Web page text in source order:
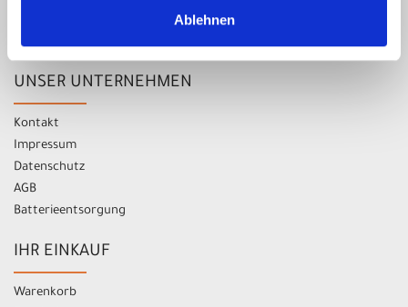
Ablehnen
Samstag nur nach Vereinbarung!
UNSER UNTERNEHMEN
Kontakt
Impressum
Datenschutz
AGB
Batterieentsorgung
IHR EINKAUF
Warenkorb